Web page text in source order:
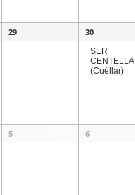
29 30
SER
CENTELLA
(Cuéllar)
5 6